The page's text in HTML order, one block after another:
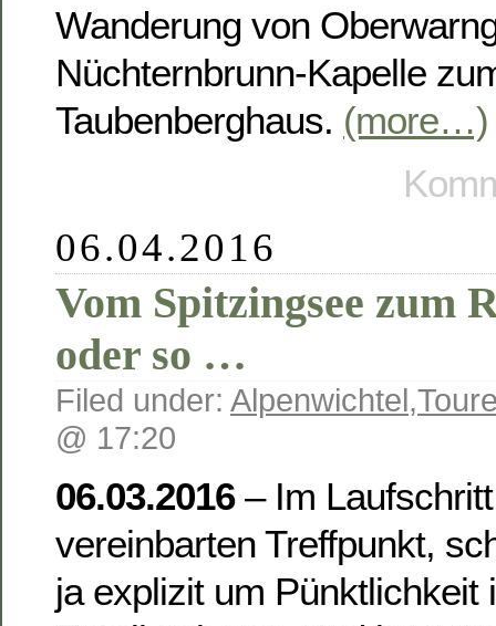
Wanderung von
Nüchternbrunn-Kapelle
Taubenberghaus. (more…)
06.04.2016
Vom Spitzingsee zum
oder so …
Filed under: Alpenwichtel,
@ 17:20
06.03.2016– Im
vereinbarten Treffpunkt,
ja explizit um Pünktlichkeit